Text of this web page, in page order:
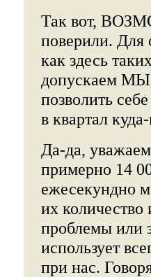
Так вот,
поверили. Для
как здесь
допускаем
позволить
в квартал
Да-да,
примерно 14
ежесекундно
их количество
проблемы или
использует
при нас.